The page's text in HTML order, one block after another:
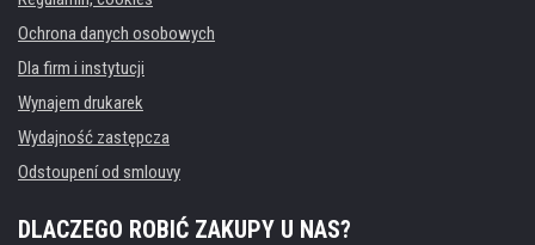
Ochrona danych osobowych
Dla firm i instytucji
Wynajem drukarek
Wydajność zastępcza
Odstoupení od smlouvy
DLACZEGO ROBIĆ ZAKUPY U NAS?